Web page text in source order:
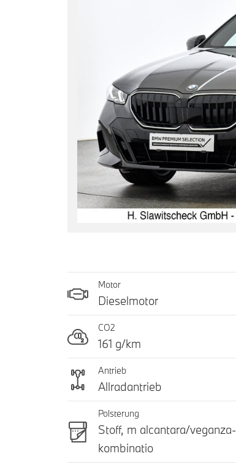
Motor
Dieselmotor
CO2
161 g/km
Antrieb
Allradantrieb
Polsterung
Stoff, m alcantara/veganza-
kombinatio